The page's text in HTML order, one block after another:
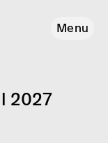
Menu
2027